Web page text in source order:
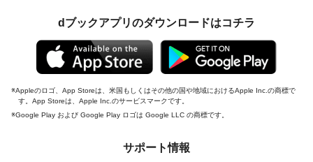
dブックアプリのダウンロードはコチラ
Appleのロゴ、App Storeは、米国もしくはその他の国や地域におけるApple Inc.の商標で
す。App Storeは、Apple Inc.のサービスマークです。
Google Play および Google Play ロゴは Google LLC の商標です。
サポート情報